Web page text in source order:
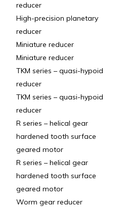
reducer
High-precision planetary
reducer
Miniature reducer
Miniature reducer
TKM series – quasi-hypoid
reducer
TKM series – quasi-hypoid
reducer
R series – helical gear
hardened tooth surface
geared motor
R series – helical gear
hardened tooth surface
geared motor
Worm gear reducer